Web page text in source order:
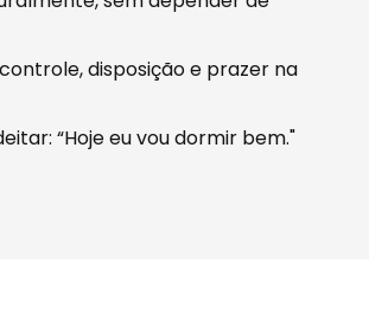
disposição e prazer na
“Hoje eu vou dormir bem."